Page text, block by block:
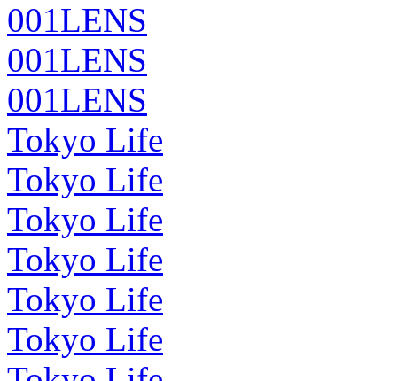
001LENS
001LENS
001LENS
Tokyo Life
Tokyo Life
Tokyo Life
Tokyo Life
Tokyo Life
Tokyo Life